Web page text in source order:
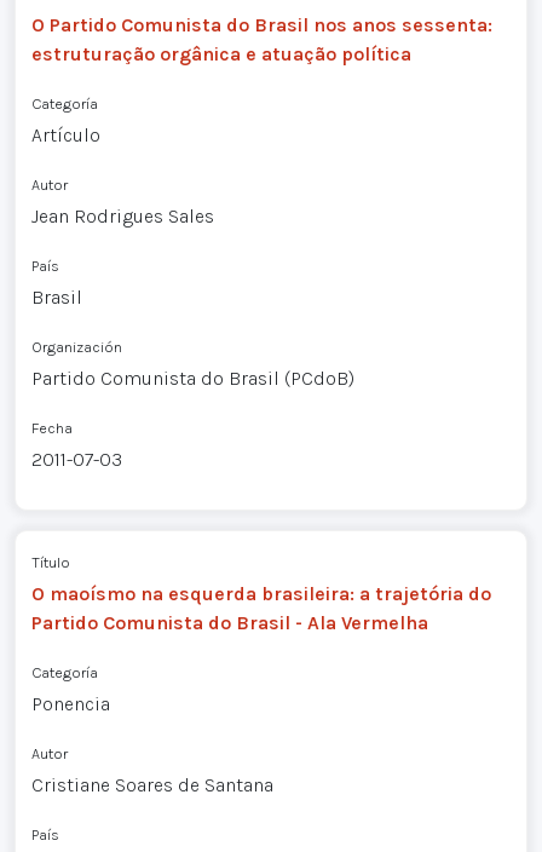
O Partido Comunista do Brasil nos anos sessenta:
estruturação orgânica e atuação política
Categoría
Artículo
Autor
Jean Rodrigues Sales
País
Brasil
Organización
Partido Comunista do Brasil (PCdoB)
Fecha
2011-07-03
Título
O maoísmo na esquerda brasileira: a trajetória do
Partido Comunista do Brasil - Ala Vermelha
Categoría
Ponencia
Autor
Cristiane Soares de Santana
País